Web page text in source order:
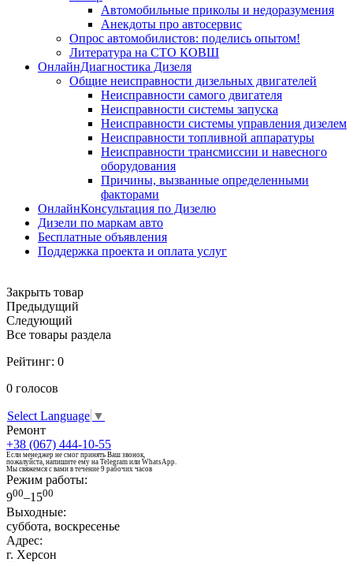
Автомобильные приколы и недоразумения
Анекдоты про автосервис
Опрос автомобилистов: поделись опытом!
Литература на СТО КОВШ
ОнлайнДиагностика Дизеля
Общие неисправности дизельных двигателей
Неисправности самого двигателя
Неисправности системы запуска
Неисправности системы управления дизелем
Неисправности топливной аппаратуры
Неисправности трансмиссии и навесного
оборудования
Причины, вызванные определенными
факторами
ОнлайнКонсультация по Дизелю
Дизели по маркам авто
Бесплатные объявления
Поддержка проекта и оплата услуг
Закрыть товар
Предыдущий
Следующий
Все товары раздела
Рейтинг: 0
0 голосов
Select Language ▼
Ремонт
+38 (067) 444-10-55
Если менеджер не смог принять Ваш звонок,
пожалуйста, напишите ему на Telegram или WhatsApp.
Мы свяжемся с вами в течение 9 рабочих часов
Режим работы:
900–1500
Выходные:
суббота, воскресенье
Адрес:
г. Херсон